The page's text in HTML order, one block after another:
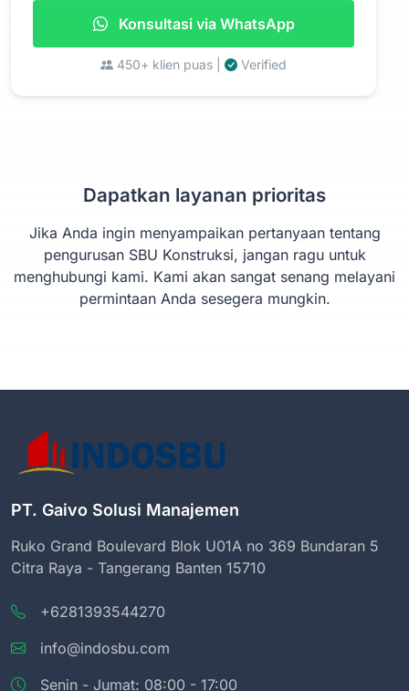
Konsultasi via WhatsApp
450+ klien puas | Verified
Dapatkan layanan prioritas
Jika Anda ingin menyampaikan pertanyaan tentang
pengurusan SBU Konstruksi, jangan ragu untuk
menghubungi kami. Kami akan sangat senang melayani
permintaan Anda sesegera mungkin.
PT. Gaivo Solusi Manajemen
Ruko Grand Boulevard Blok U01A no 369 Bundaran 5
Citra Raya - Tangerang Banten 15710
+6281393544270
info@indosbu.com
Senin - Jumat: 08:00 - 17:00